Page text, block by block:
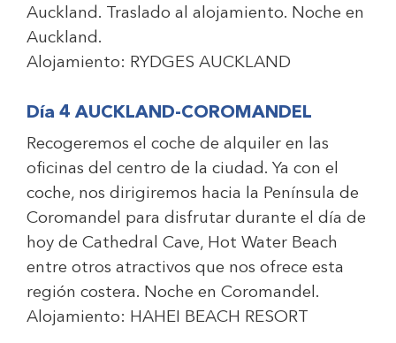
Auckland. Traslado al alojamiento. Noche en
Auckland.
Alojamiento: RYDGES AUCKLAND
Día 4 AUCKLAND-COROMANDEL
Recogeremos el coche de alquiler en las
oficinas del centro de la ciudad. Ya con el
coche, nos dirigiremos hacia la Península de
Coromandel para disfrutar durante el día de
hoy de Cathedral Cave, Hot Water Beach
entre otros atractivos que nos ofrece esta
región costera. Noche en Coromandel.
Alojamiento: HAHEI BEACH RESORT